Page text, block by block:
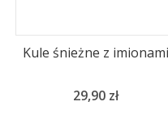
Kule śnieżne z imionami
Cena
29,90 zł